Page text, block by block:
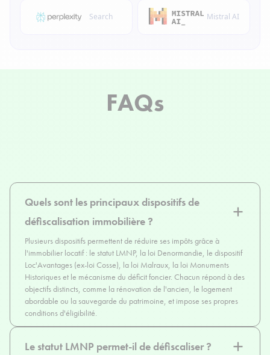
Search Mistral AI
FAQs
Quels sont les principaux dispositifs de
défiscalisation immobilière ?
Plusieurs dispositifs permettent de réduire ses impôts grâce à
l'immobilier locatif : le statut LMNP, la loi Denormandie, le dispositif
Loc'Avantages (ex-loi Cosse), la loi Malraux, la loi Monuments
Historiques et le mécanisme du déficit foncier. Chacun répond à des
objectifs distincts, comme la rénovation de l'ancien, le logement
abordable ou la sauvegarde du patrimoine, et impose ses propres
conditions d'éligibilité.
Le statut LMNP permet-il de défiscaliser ?